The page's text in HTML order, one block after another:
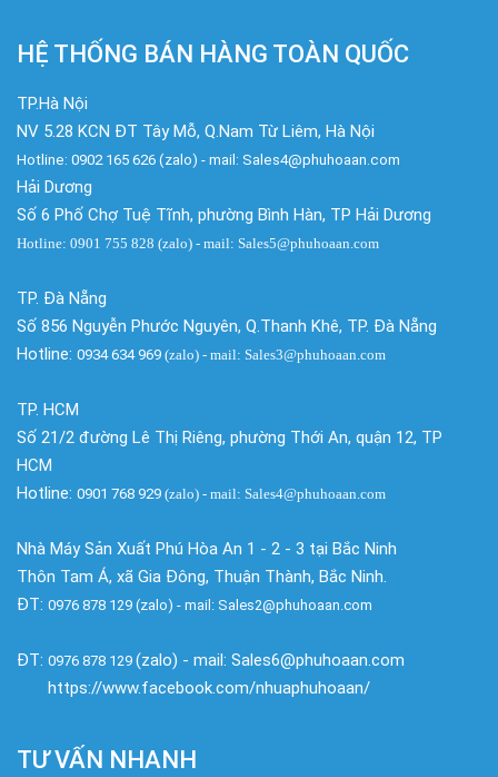
HỆ THỐNG BÁN HÀNG TOÀN QUỐC
TP.Hà Nội
NV 5.28 KCN ĐT Tây Mỗ, Q.Nam Từ Liêm, Hà Nội
Hotline: 0902 165 626 (zalo) - mail: Sales4@phuhoaan.com
Hải Dương
Số 6 Phố Chợ Tuệ Tĩnh, phường Bình Hàn, TP Hải Dương
Hotline: 0901 755 828 (zalo) - mail: Sales5@phuhoaan.com
TP. Đà Nẵng
Số 856 Nguyễn Phước Nguyên, Q.Thanh Khê, TP. Đà Nẵng
Hotline: 0934 634 969 (zalo) - mail: Sales3@phuhoaan.com
TP. HCM
Số 21/2 đường Lê Thị Riêng, phường Thới An, quận 12, TP
HCM
Hotline: 0901 768 929 (zalo) - mail: Sales4@phuhoaan.com
Nhà Máy Sản Xuất Phú Hòa An 1 - 2 - 3 tại Bắc Ninh
Thôn Tam Á, xã Gia Đông, Thuận Thành, Bắc Ninh.
ĐT: 0976 878 129 (zalo) - mail: Sales2@phuhoaan.com
ĐT: 0976 878 129 (zalo) - mail: Sales6@phuhoaan.com
https://www.facebook.com/nhuaphuhoaan/
TƯ VẤN NHANH